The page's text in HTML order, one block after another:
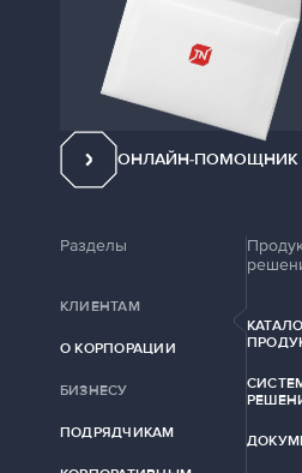
ОНЛАЙН-ПОМОЩНИК
Разделы
КЛИЕНТАМ
О КОРПОРАЦИИ
БИЗНЕСУ
ПОДРЯДЧИКАМ